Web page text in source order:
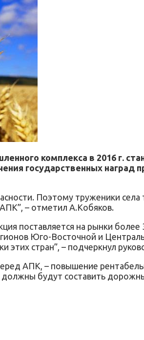
комплекса в 2016 г.
государственных
Поэтому труженики
– отметил А.Кобяков.
поставляется на рынки
Юго-Восточной и
стран”, – подчеркнул
АПК, – повышение
будут составить